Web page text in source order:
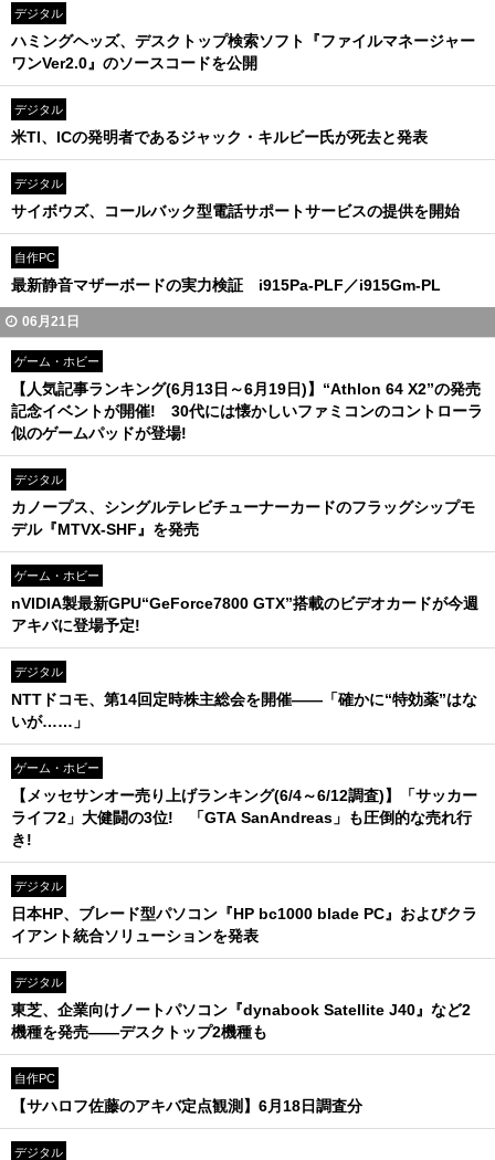
デジタル
ハミングヘッズ、デスクトップ検索ソフト『ファイルマネージャー
ワンVer2.0』のソースコードを公開
デジタル
米TI、ICの発明者であるジャック・キルビー氏が死去と発表
デジタル
サイボウズ、コールバック型電話サポートサービスの提供を開始
自作PC
最新静音マザーボードの実力検証 i915Pa-PLF／i915Gm-PL
06月21日
ゲーム・ホビー
【人気記事ランキング(6月13日～6月19日)】“Athlon 64 X2”の発売
記念イベントが開催! 30代には懐かしいファミコンのコントローラ
似のゲームパッドが登場!
デジタル
カノープス、シングルテレビチューナーカードのフラッグシップモ
デル『MTVX-SHF』を発売
ゲーム・ホビー
nVIDIA製最新GPU“GeForce7800 GTX”搭載のビデオカードが今週
アキバに登場予定!
デジタル
NTTドコモ、第14回定時株主総会を開催――「確かに“特効薬”はな
いが……」
ゲーム・ホビー
【メッセサンオー売り上げランキング(6/4～6/12調査)】「サッカー
ライフ2」大健闘の3位! 「GTA SanAndreas」も圧倒的な売れ行
き!
デジタル
日本HP、ブレード型パソコン『HP bc1000 blade PC』およびクラ
イアント統合ソリューションを発表
デジタル
東芝、企業向けノートパソコン『dynabook Satellite J40』など2
機種を発売――デスクトップ2機種も
自作PC
【サハロフ佐藤のアキバ定点観測】6月18日調査分
デジタル